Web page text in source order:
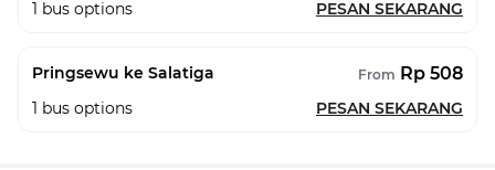
1 bus options PESAN SEKARANG
Pringsewu ke Salatiga From Rp 508
1 bus options PESAN SEKARANG